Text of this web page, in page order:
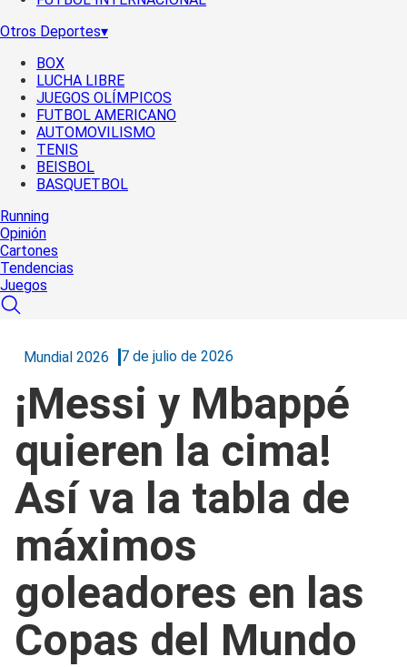
Otros Deportes▾
BOX
LUCHA LIBRE
JUEGOS OLÍMPICOS
FUTBOL AMERICANO
AUTOMOVILISMO
TENIS
BEISBOL
BASQUETBOL
Running
Opinión
Cartones
Tendencias
Juegos
Mundial 2026 7 de julio de 2026
¡Messi y Mbappé
quieren la cima!
Así va la tabla de
máximos
goleadores en las
Copas del Mundo